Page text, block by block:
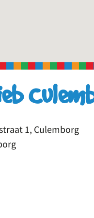
1, Culemborg